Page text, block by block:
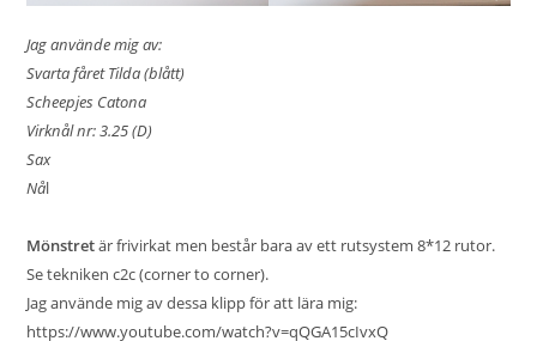
Jag använde mig av:
Svarta fåret Tilda (blått)
Scheepjes Catona
Virknål nr: 3.25 (D)
Sax
Nål
Mönstretär frivirkat men består bara av ett rutsystem 8*12 rutor.
Se tekniken c2c (corner to corner).
Jag använde mig av dessa klipp för att lära mig:
https://www.youtube.com/watch?v=qQGA15cIvxQ